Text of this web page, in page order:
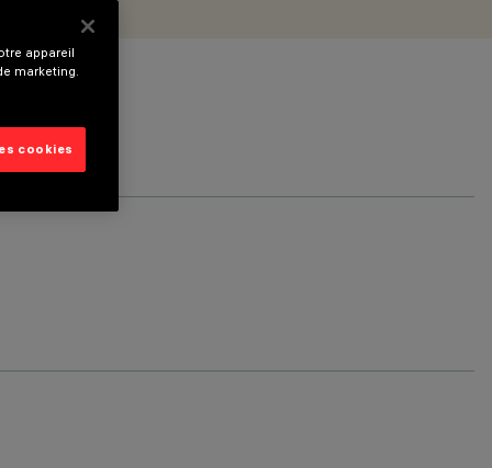
appareil
marketing.
cookies